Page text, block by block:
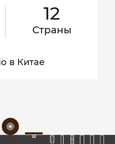
12
Страны
в Китае